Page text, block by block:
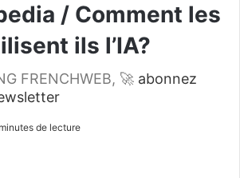
/ Comment les
ils l’IA?
FRENCHWEB, 🚀 abonnez
de lecture